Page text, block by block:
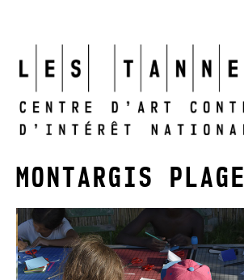
MONTARGIS PLAGE